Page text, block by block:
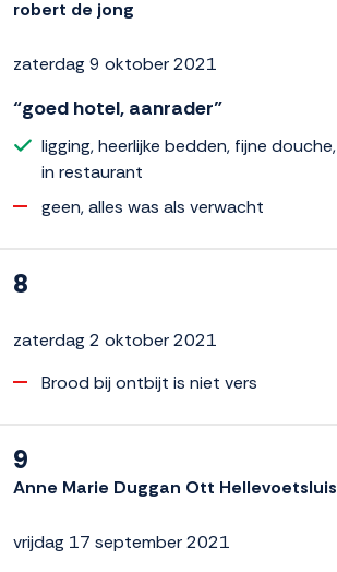
robert de jong
zaterdag 9 oktober 2021
“goed hotel, aanrader”
ligging, heerlijke bedden, fijne
in restaurant
geen, alles was als verwacht
8
zaterdag 2 oktober 2021
Brood bij ontbijt is niet vers
9
Anne Marie Duggan Ott Hellevoetsluis
vrijdag 17 september 2021